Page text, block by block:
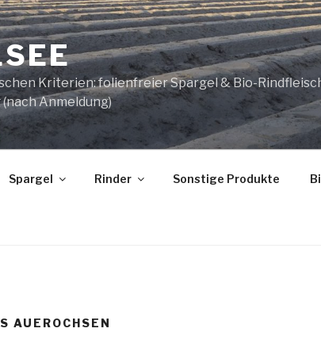
Kriterien: folienfreier Spargel & Bio-
Anmeldung)
Spargel Rinder Sonstige Produkte
AUEROCHSEN